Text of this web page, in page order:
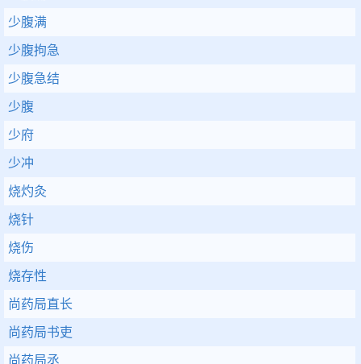
少腹满
少腹拘急
少腹急结
少腹
少府
少冲
烧灼灸
烧针
烧伤
烧存性
尚药局直长
尚药局书吏
尚药局丞